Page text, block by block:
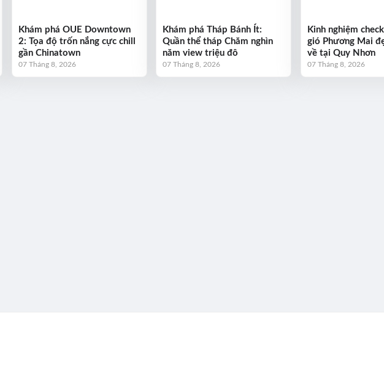
Khám phá OUE Downtown
2: Tọa độ trốn nắng cực chill
gần Chinatown
07 Tháng 8, 2026
Khám phá Tháp Bánh Ít:
Quần thể tháp Chăm nghìn
năm view triệu đô
07 Tháng 8, 2026
Kinh nghiệm
gió Phương Mai
về tại Quy Nhơn
07 Tháng 8, 2026